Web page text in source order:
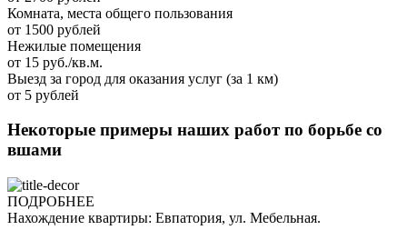
Комната, места общего пользования
от 1500 рублей
Нежилые помещения
от 15 руб./кв.м.
Выезд за город для оказания услуг (за 1 км)
от 5 рублей
Некоторые примеры наших работ по борьбе со
вшами
ПОДРОБНЕЕ
Нахождение квартиры: Евпатория, ул. Мебельная.